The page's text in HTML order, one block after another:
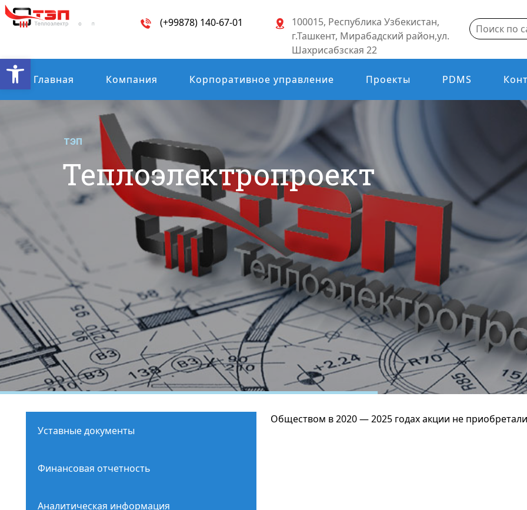
Open toolbar
(+99878) 140-67-01
100015, Республика Узбекистан,
г.Ташкент, Мирабадский район,ул.
Шахрисабзская 22
Главная Компания Корпоративное управление Проекты PDMS
Теплоэлектропроект
ТЭП
Уставные документы
Финансовая отчетность
Аналитическая информация
Обществом в 2020 — 2025 годах акции не